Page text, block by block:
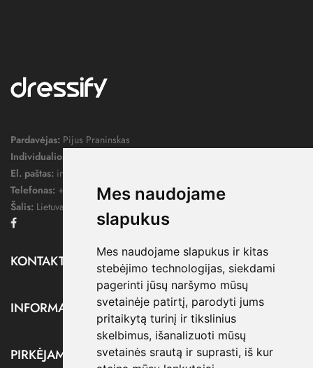
Mes naudojame
slapukus
Mes naudojame slapukus ir kitas
stebėjimo technologijas, siekdami
pagerinti jūsų naršymo mūsų
svetainėje patirtį, parodyti jums
pritaikytą turinį ir tikslinius
skelbimus, išanalizuoti mūsų
svetainės srautą ir suprasti, iš kur
Pardavėjas: Pijus Praninskas
Individualios veiklos pažymos nr.:
El. paštas: info@dressify.lt
Telefonas: +370 676 78578
Šalis: Lietuva
KONTAKTAI
INFORMACIJA
PIRKĖJAMS